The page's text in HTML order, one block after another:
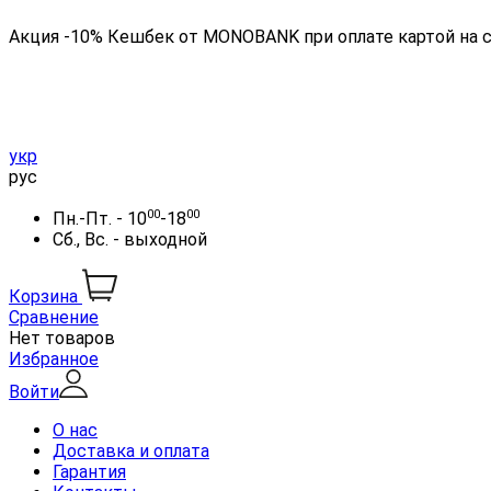
Акция -10% Кешбек от MONOBANK при оплате картой на
укр
рус
Пн.-Пт. - 1000-1800
Сб., Вс. - выходной
Корзина
Сравнение
Нет товаров
Избранное
Войти
О нас
Доставка и оплата
Гарантия